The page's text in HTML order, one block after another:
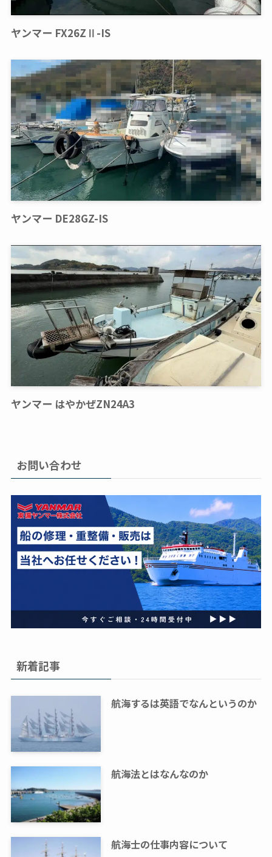
ヤンマー FX26ZⅡ-IS
ヤンマー DE28GZ-IS
ヤンマー はやかぜZN24A3
お問い合わせ
新着記事
航海するは英語でなんというのか
航海法とはなんなのか
航海士の仕事内容について